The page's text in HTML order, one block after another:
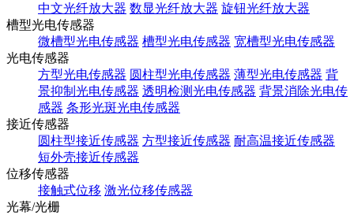
中文光纤放大器 数显光纤放大器 旋钮光纤放大器
槽型光电传感器
微槽型光电传感器 槽型光电传感器 宽槽型光电传感器
光电传感器
方型光电传感器 圆柱型光电传感器 薄型光电传感器 背
景抑制光电传感器 透明检测光电传感器 背景消除光电传
感器 条形光斑光电传感器
接近传感器
圆柱型接近传感器 方型接近传感器 耐高温接近传感器
短外壳接近传感器
位移传感器
接触式位移 激光位移传感器
光幕/光栅